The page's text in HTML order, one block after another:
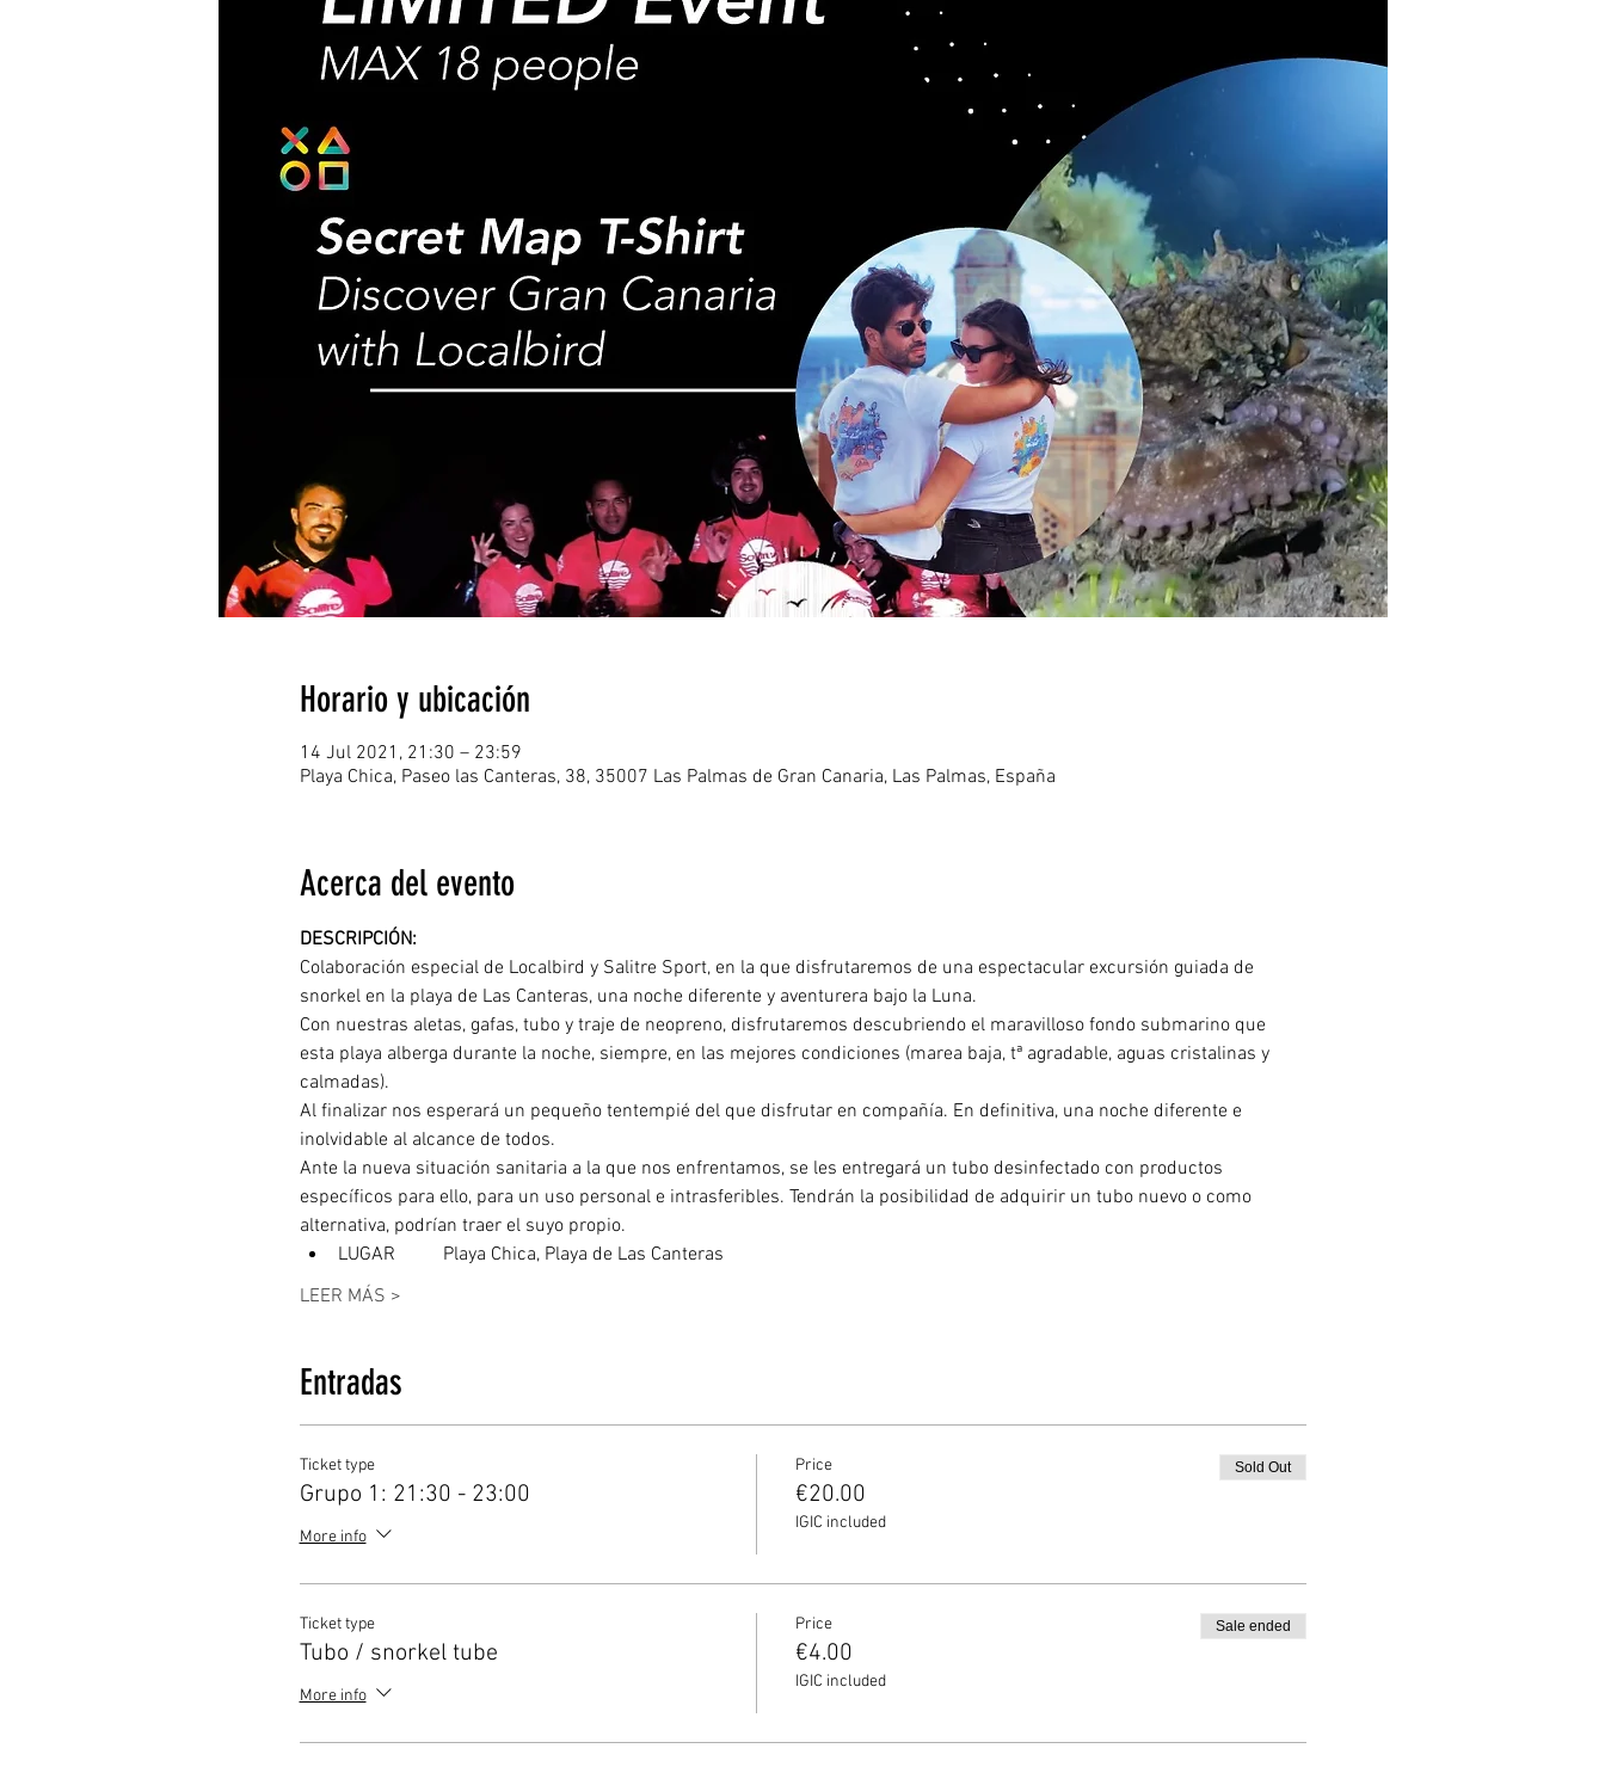
Horario y ubicación
14 Jul 2021, 21:30 – 23:59
Playa Chica, Paseo las Canteras, 38, 35007 Las Palmas de Gran Canaria, Las Palmas, España
Acerca del evento
DESCRIPCIÓN:
Colaboración especial de Localbird y Salitre Sport, en la que disfrutaremos de una espectacular excursión guiada de
snorkel en la playa de Las Canteras, una noche diferente y aventurera bajo la Luna.
Con nuestras aletas, gafas, tubo y traje de neopreno, disfrutaremos descubriendo el maravilloso fondo submarino que
esta playa alberga durante la noche, siempre, en las mejores condiciones (marea baja, tª agradable, aguas cristalinas y
calmadas).
Al finalizar nos esperará un pequeño tentempié del que disfrutar en compañía. En definitiva, una noche diferente e
inolvidable al alcance de todos.
Ante la nueva situación sanitaria a la que nos enfrentamos, se les entregará un tubo desinfectado con productos
específicos para ello, para un uso personal e intrasferibles. Tendrán la posibilidad de adquirir un tubo nuevo o como
alternativa, podrían traer el suyo propio.
LUGAR	  Playa Chica, Playa de Las Canteras
LEER MÁS >
Entradas
Ticket type
Grupo 1: 21:30 - 23:00
More info
Price
€20.00
IGIC included
Sold Out
Ticket type
Tubo / snorkel tube
More info
Price
€4.00
IGIC included
Sale ended